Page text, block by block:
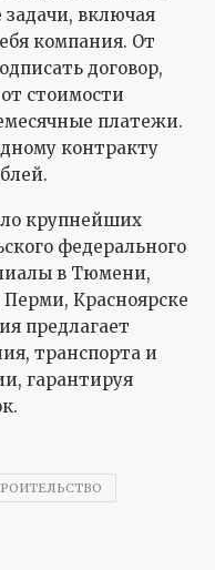
задачи, включая
компания. От
договор,
стоимости
платежи.
контракту
крупнейших
федерального
в Тюмени,
Красноярске
предлагает
транспорта и
гарантируя